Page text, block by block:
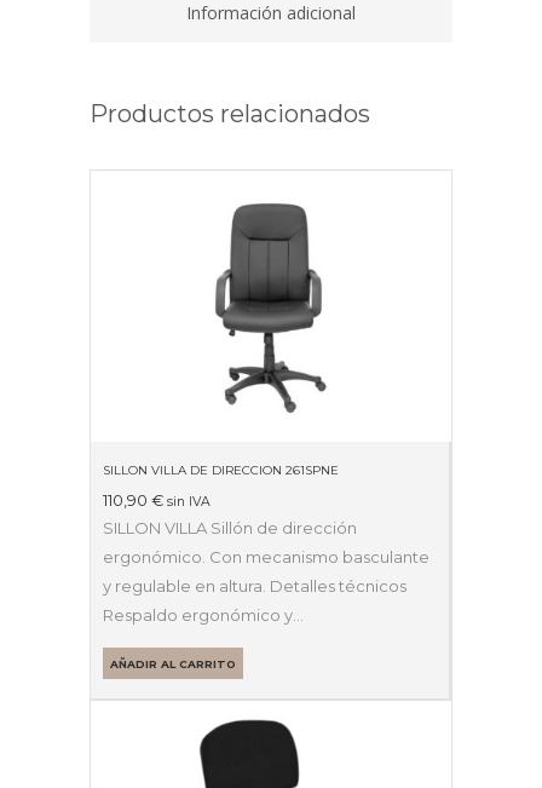
Información adicional
Productos relacionados
SILLON VILLA DE DIRECCION 261SPNE
110,90 € sin IVA
SILLON VILLA Sillón de dirección
ergonómico. Con mecanismo basculante
y regulable en altura. Detalles técnicos
Respaldo ergonómico y…
AÑADIR AL CARRITO